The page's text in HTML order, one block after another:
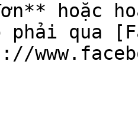
hoặc
qua